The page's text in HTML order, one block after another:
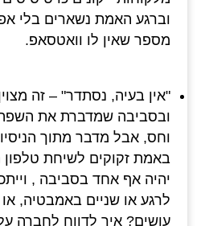
וברגע האמת נשארים בלי
מספר שאין לו וואטסאפ.
"אין בעיה, נסתדר" – זה
ובסביבה שמדברת את
וחס, אבל מדבר מתוך
באמת זקוקים לשיחת
יהיה אף אחד בסביבה ,
לרגע או שניים באמבטיה, או
עושים? איך לדווח לחברה